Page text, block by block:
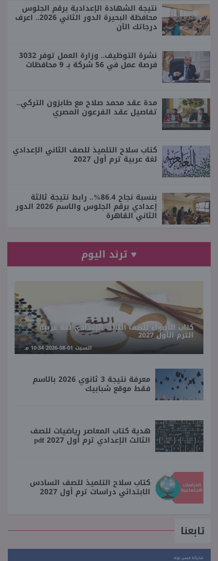
نتيجة الشهادة الإعدادية برقم الجلوس
محافظة البحيرة الدور الثاني 2026.. اعرف
درجاتك الآن
نشرة التوظيف.. وزارة العمل توفر 3032
فرصة عمل في 56 شركة بـ 9 محافظات
مدة عقد محمد صلاح مع طابزون التركي..
تفاصيل عقد الفرعون المصري
كتاب سلاح التلميذ للصف الثاني الإعدادي
لغة عربية ترم أول 2027
بنسبة نجاح 86.4%.. رابط نتيجة ثالثة
إعدادي برقم الجلوس والاسم 2026 الدور
الثاني القاهرة
♥ ترند اليوم
كتاب الأضواء للصف الثالث الإعدادي لغة عربية
الترم الأول 2027
السبت 01-08-2026 10:34 مـ
معرفة نتيجة 3 ثانوي 2026 بالاسم
فقط موقع شبابيك
هدية كتاب المعاصر رياضيات للصف
الثالث الإعدادي ترم أول 2027 pdf
كتاب سلاح التلميذ للصف السادس
الابتدائي دراسات ترم أول 2027
تابعنا
شاركنا فيس بوك